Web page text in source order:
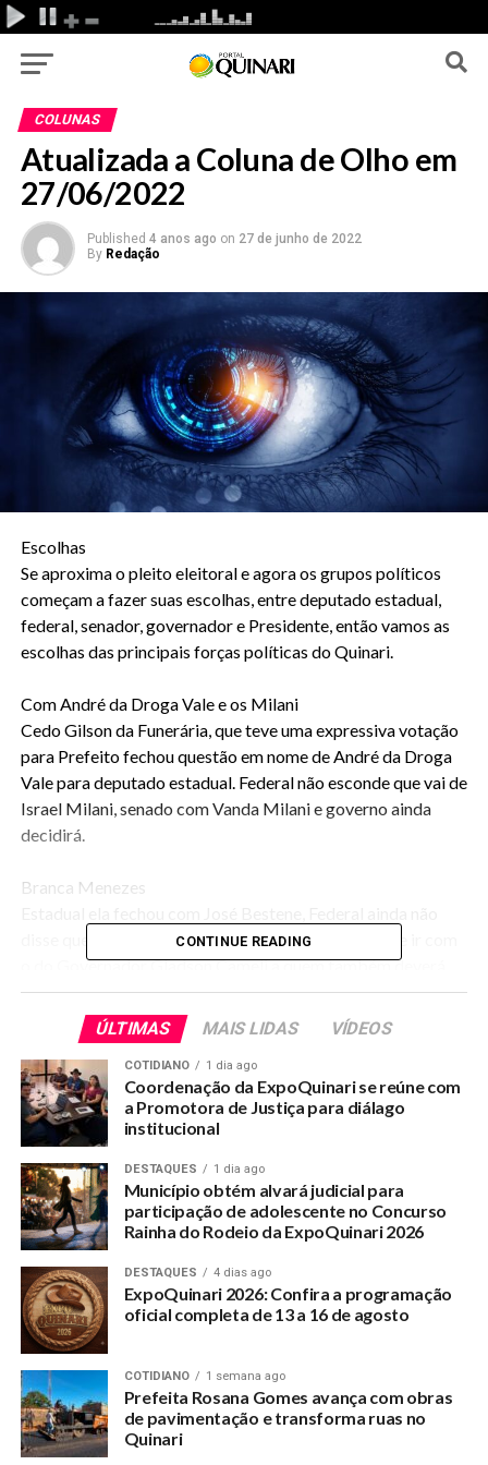
COLUNAS
Atualizada a Coluna de Olho em
27/06/2022
Published 4 anos ago on 27 de junho de 2022
By Redação
Escolhas
Se aproxima o pleito eleitoral e agora os grupos políticos
começam a fazer suas escolhas, entre deputado estadual,
federal, senador, governador e Presidente, então vamos as
escolhas das principais forças políticas do Quinari.
Com André da Droga Vale e os Milani
Cedo Gilson da Funerária, que teve uma expressiva votação
para Prefeito fechou questão em nome de André da Droga
Vale para deputado estadual. Federal não esconde que vai de
Israel Milani, senado com Vanda Milani e governo ainda
decidirá.
Branca Menezes
disse quem será a sua ou seu candidato. Senado deve ir com
o do Governador Gladson Cameli a quem também deverá
apoiar.
Família Gomes
A família da Prefeita Rosana Gomes e do irmão James
Gomes deverá apoiar o deputado Nicolau Junior do PP para
Deputado Estadual. Para federal, a preferência é pela Meire
Serafim, Senador também aguardam o Governador decidir e
Governo claro que são Gladson.
Família dos Britos com Adonay e Jorge Viana
A família dos Britos, que já tiveram como lideranças da
Política Local Alcy Brito e Adonay fecharam questão em
torno do Adonay e do Jorge Viana. Segundo o professor
Manoel Lima, o grupo trabalha na reestruturação do PT e
aguarda as definições dos partidos de esquerda para
decidirem o voto para o Governo.
Os citados e o motivo
CONTINUE READING
ÚLTIMAS MAIS LIDAS VÍDEOS
COTIDIANO 1 dia ago
Coordenação da ExpoQuinari se reúne com
a Promotora de Justiça para diálago
institucional
DESTAQUES 1 dia ago
Município obtém alvará judicial para
participação de adolescente no Concurso
Rainha do Rodeio da ExpoQuinari 2026
DESTAQUES 4 dias ago
ExpoQuinari 2026: Confira a programação
oficial completa de 13 a 16 de agosto
COTIDIANO 1 semana ago
Prefeita Rosana Gomes avança com obras
de pavimentação e transforma ruas no
Quinari